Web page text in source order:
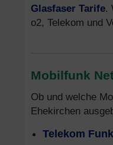
Glasfaser Tarife.
o2, Telekom und
Mobilfunk
Ob und welche
Ehekirchen
Telekom